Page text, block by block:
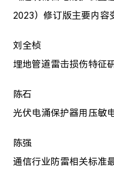
2023）修订版主要内容
刘全桢
埋地管道雷击损伤特征
陈石
光伏电涌保护器用压敏
陈强
通信行业防雷相关标准